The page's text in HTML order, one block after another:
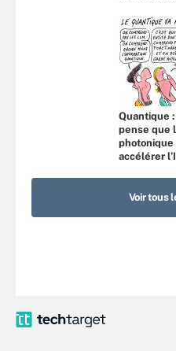
Quantique
pense que
accélérer
Voir tous